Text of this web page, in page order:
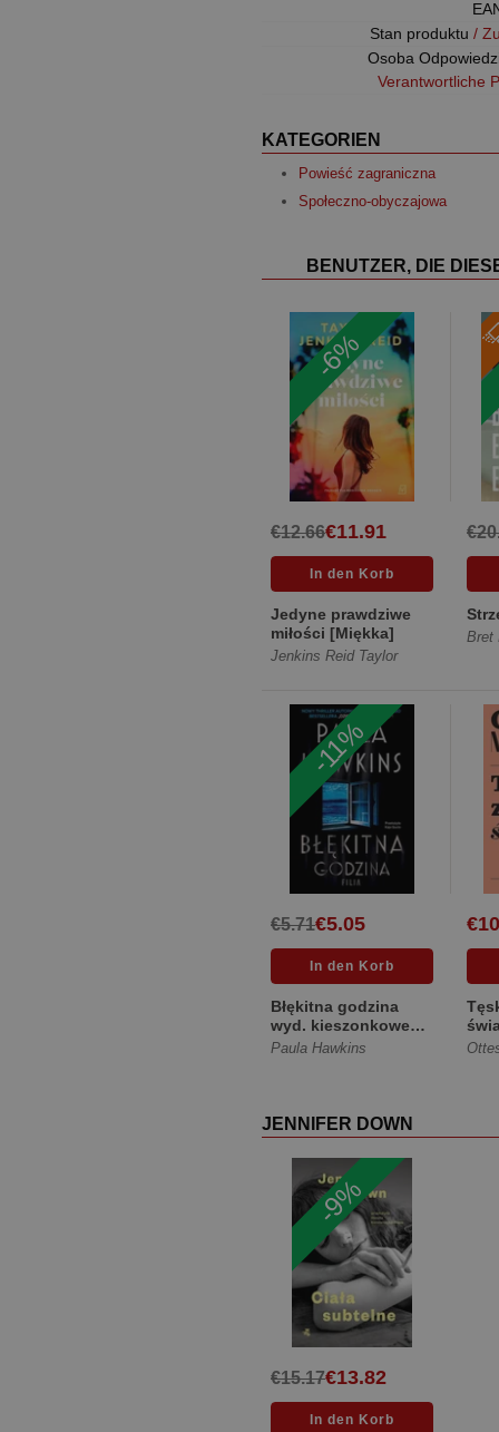
Stan produktu /
Osoba
Verantwortliche
KATEGORIEN
Powieść zagraniczna
Społeczno-obyczajowa
BENUTZER, DIE
-6%
€11.91
€12.66
Jedyne prawdziwe
miłości [Miękka]
Jenkins Reid Taylor
Bret
-11%
€5.05
€5.71
Błękitna godzina
wyd. kieszonkowe
[Miękka]
Paula Hawkins
JENNIFER DOWN
-9%
€13.82
€15.17